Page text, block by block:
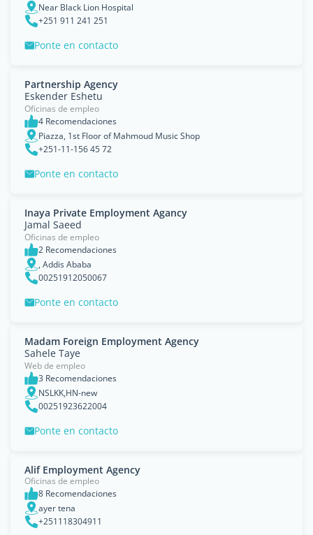
Near Black Lion Hospital
+251 911 241 251
Ponte en contacto
Partnership Agency
Eskender Eshetu
Oficinas de empleo
4 Recomendaciones
Piazza, 1st Floor of Mahmoud Music Shop
+251-11-156 45 72
Ponte en contacto
Inaya Private Employment Agancy
Jamal Saeed
Oficinas de empleo
2 Recomendaciones
, Addis Ababa
00251912050067
Ponte en contacto
Madam Foreign Employment Agency
Sahele Taye
Web de empleo
3 Recomendaciones
NSLKK,HN-new
00251923622004
Ponte en contacto
Alif Employment Agency
Oficinas de empleo
8 Recomendaciones
ayer tena
+251118304911